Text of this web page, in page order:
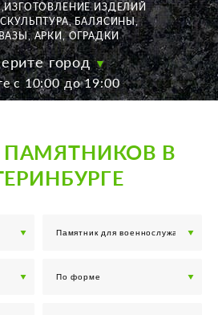
с 10:00 до 19:00
по договор.
ИЗДЕЛИЙ
БАЛЯСИНЫ,
АРКИ, ОГРАДКИ
город
с 10:00 до 19:00
ПАМЯТНИКОВ В